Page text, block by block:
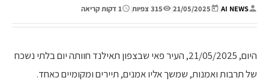
AI NEWS
|
21/05/2025
| 315 צפיות | 1 דקות קריאה
היום, 21/05/2025, העיר פאי שבצפון תאילנד חוותה יום בלתי נשכח
של תרבות ואמנות, שמשך אליו אמנים, תיירים ומקומיים כאחד.